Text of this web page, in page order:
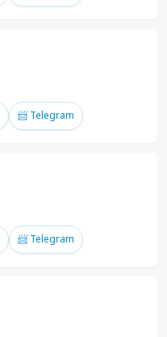
📨 Telegram
📨 Telegram